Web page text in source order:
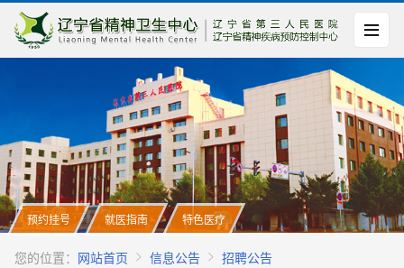
预约挂号 就医指南 特色医疗
您的位置： 网站首页 信息公告 招聘公告